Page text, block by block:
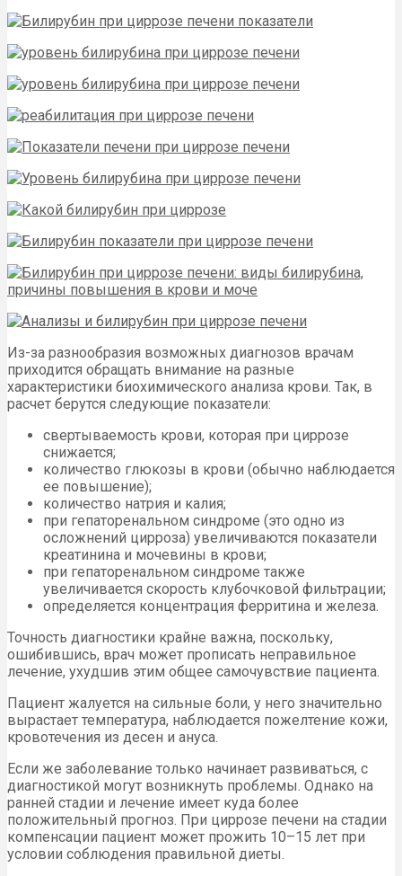
Из-за разнообразия возможных диагнозов врачам
приходится обращать внимание на разные
характеристики биохимического анализа крови. Так, в
расчет берутся следующие показатели:
свертываемость крови, которая при циррозе
снижается;
количество глюкозы в крови (обычно наблюдается
ее повышение);
количество натрия и калия;
при гепаторенальном синдроме (это одно из
осложнений цирроза) увеличиваются показатели
креатинина и мочевины в крови;
при гепаторенальном синдроме также
увеличивается скорость клубочковой фильтрации;
определяется концентрация ферритина и железа.
Точность диагностики крайне важна, поскольку,
ошибившись, врач может прописать неправильное
лечение, ухудшив этим общее самочувствие пациента.
Пациент жалуется на сильные боли, у него значительно
вырастает температура, наблюдается пожелтение кожи,
кровотечения из десен и ануса.
Если же заболевание только начинает развиваться, с
диагностикой могут возникнуть проблемы. Однако на
ранней стадии и лечение имеет куда более
положительный прогноз. При циррозе печени на стадии
компенсации пациент может прожить 10–15 лет при
условии соблюдения правильной диеты.